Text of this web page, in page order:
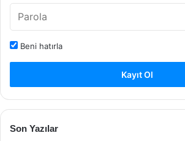
Beni hatırla
Kayıt Ol
Son Yazılar